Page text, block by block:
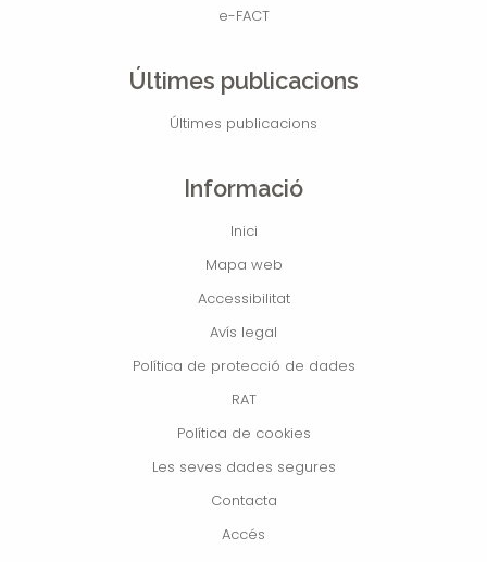
e-FACT
Últimes publicacions
Últimes publicacions
Informació
Inici
Mapa web
Accessibilitat
Avís legal
Política de protecció de dades
RAT
Política de cookies
Les seves dades segures
Contacta
Accés